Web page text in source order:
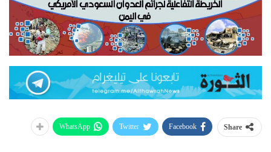
Share
Facebook
Twitter
WhatsApp